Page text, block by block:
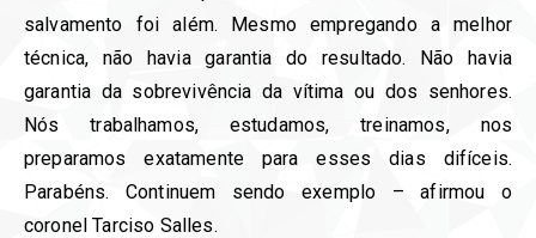
salvamento foi além. Mesmo empregando a melhor
técnica, não havia garantia do resultado. Não havia
garantia da sobrevivência da vítima ou dos senhores.
Nós trabalhamos, estudamos, treinamos, nos
preparamos exatamente para esses dias difíceis.
Parabéns. Continuem sendo exemplo – afirmou o
coronel Tarciso Salles.